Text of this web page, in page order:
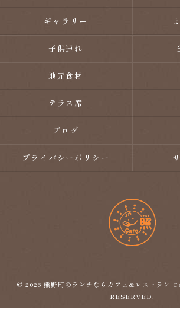
ギャラリー
子供連れ
地元食材
テラス席
ブログ
プライバシーポリシー
© 2026 熊野町のランチならカフェ&レストラン
RESERVED.